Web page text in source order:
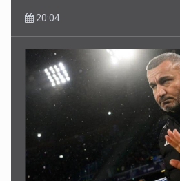
20:04